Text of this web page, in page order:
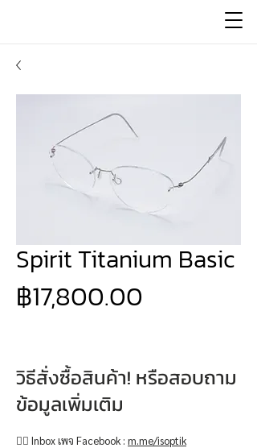
Spirit Titanium Basic
฿17,800.00
วิธีสั่งซื้อสินค้า! หรือสอบถาม
ข้อมูลเพิ่มเติม
👉🏻 Inbox เพจ Facebook : m.me/isoptik